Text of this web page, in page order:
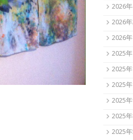
2026
2026
2026
2025
2025
2025
2025
2025
2025